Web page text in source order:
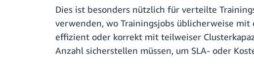
Dies ist besonders nützlich für verteilte
verwenden, wo Trainingsjobs üblicherweise
effizient oder korrekt mit teilweiser
Anzahl sicherstellen müssen, um SLA- oder